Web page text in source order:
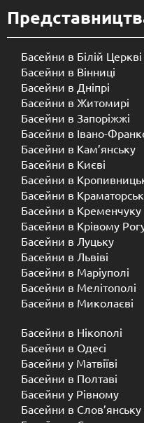
Басейни в Білій Церкві
Басейни в Вінниці
Басейни в Дніпрі
Басейни в Житомирі
Басейни в Запоріжжі
Басейни в Івано-
Басейни в Кам’янську
Басейни в Києві
Басейни в
Басейни в
Басейни в Кременчуку
Басейни в Крівому
Басейни в Луцьку
Басейни в Львіві
Басейни в Маріуполі
Басейни в Мелітополі
Басейни в Миколаєві
Басейни в Нікополі
Басейни в Одесі
Басейни у Матвіїві
Басейни в Полтаві
Басейни у ​​Рівному
Басейни в Слов’янську